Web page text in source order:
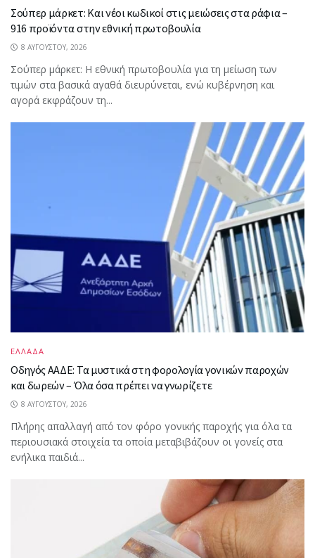
Σούπερ μάρκετ: Και νέοι κωδικοί στις μειώσεις στα ράφια –
916 προϊόντα στην εθνική πρωτοβουλία
8 ΑΥΓΟΎΣΤΟΥ, 2026
Σούπερ μάρκετ: Η εθνική πρωτοβουλία για τη μείωση των
τιμών στα βασικά αγαθά διευρύνεται, ενώ κυβέρνηση και
αγορά εκφράζουν τη...
ΕΛΛΑΔΑ
Οδηγός ΑΑΔΕ: Τα μυστικά στη φορολογία γονικών παροχών
και δωρεών – Όλα όσα πρέπει να γνωρίζετε
8 ΑΥΓΟΎΣΤΟΥ, 2026
Πλήρης απαλλαγή από τον φόρο γονικής παροχής για όλα τα
περιουσιακά στοιχεία τα οποία μεταβιβάζουν οι γονείς στα
ενήλικα παιδιά...